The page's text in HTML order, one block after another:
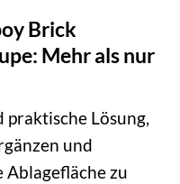
Brick
Mehr als nur
praktische Lösung,
und
zu